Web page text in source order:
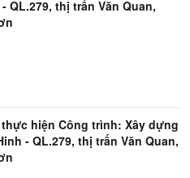
thị trấn Văn Quan,
thực hiện Công trình: Xây dựng
- QL.279, thị trấn Văn Quan,